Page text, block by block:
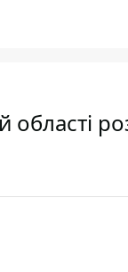
області